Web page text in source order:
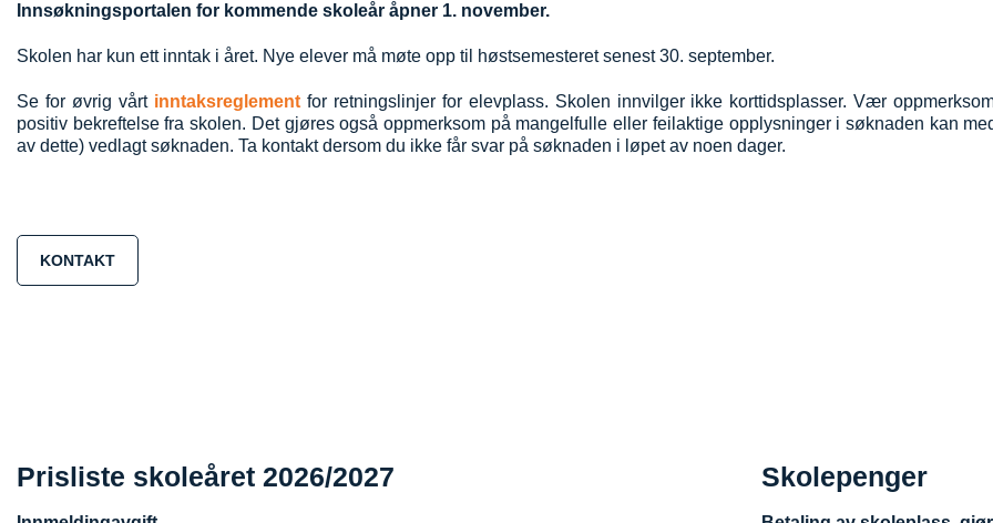
Innsøkningsportalen for kommende skoleår åpner 1. november.
Skolen har kun ett inntak i året. Nye elever må møte opp til høstsemesteret senest 30. september.
Se for øvrig vårt inntaksreglementfor retningslinjer for elevplass. Skolen innvilger ikke korttidsplasser.Vær
positiv bekreftelse fra skolen. Det gjøres også oppmerksom på mangelfulle eller feilaktige opplysninger i søknaden kan
av dette) vedlagt søknaden. Ta kontakt dersom du ikke får svar på søknaden i løpet av noen dager.
KONTAKT
Prisliste skoleåret 2026/2027 Skolepenger